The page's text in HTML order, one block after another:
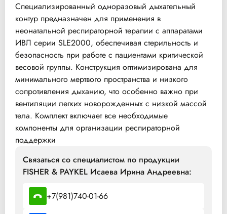
Специализированный одноразовый дыхательный
контур предназначен для применения в
неонатальной респираторной терапии с аппаратами
ИВЛ серии SLE2000, обеспечивая стерильность и
безопасность при работе с пациентами критической
весовой группы. Конструкция оптимизирована для
минимального мертвого пространства и низкого
сопротивления дыханию, что особенно важно при
вентиляции легких новорожденных с низкой массой
тела. Комплект включает все необходимые
компоненты для организации респираторной
поддержки
Связаться со специалистом по продукции
FISHER & PAYKEL Исаева Ирина Андреевна:
+7(981)740-01-66